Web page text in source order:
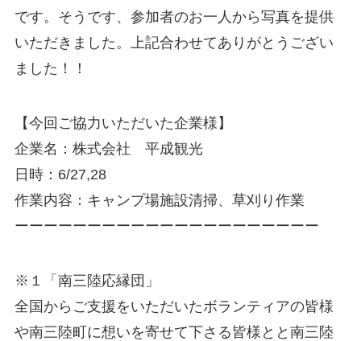
です。そうです、参加者のお一人から写真を提供
いただきました。上記合わせてありがとうござい
ました！！
【今回ご協力いただいた企業様】
企業名：株式会社 平成観光
日時：6/27,28
作業内容：キャンプ場施設清掃、草刈り作業
ーーーーーーーーーーーーーーーーーーーーー
※１「南三陸応縁団」
全国からご支援をいただいたボランティアの皆様
や南三陸町に想いを寄せて下さる皆様とと南三陸